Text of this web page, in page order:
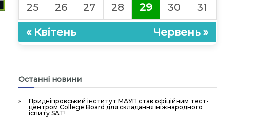
25 26 27 28 29 30 31
« Квітень Червень »
Останні новини
Придніпровський інститут МАУП став офіційним тест-
центром College Board для складання міжнародного
іспиту SAT!